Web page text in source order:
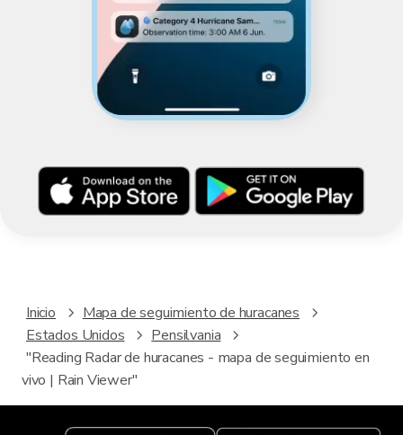
Inicio
Mapa de seguimiento de huracanes
Estados Unidos
Pensilvania
"Reading Radar de huracanes - mapa de seguimiento en
vivo | Rain Viewer"